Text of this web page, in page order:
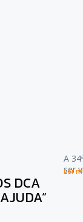
DCA
A
ser
Ler